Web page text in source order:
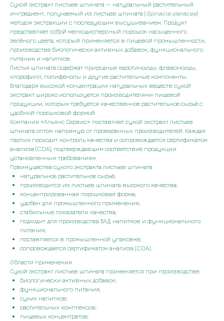
Сухой экстракт листьев шпината — натуральный растительный
ингредиент, получаемый из листьев шпината (Spinacia oleracea)
методом экстракции с последующим высушиванием. Продукт
представляет собой мелкодисперсный порошок насыщенного
зелёного цвета, который применяется в пищевой промышленности,
производстве биологически активных добавок, функционального
питания и напитков.
Листья шпината содержат природные каротиноиды, флавоноиды,
хлорофилл, полифенолы и другие растительные компоненты.
Благодаря высокой концентрации натуральных веществ сухой
экстракт широко используется производителями пищевой
продукции, которым требуется качественное растительное сырьё с
удобной порошковой формой.
Компания «Альянс Сервис» поставляет сухой экстракт листьев
шпината оптом напрямую от проверенных производителей. Каждая
партия проходит контроль качества и сопровождается сертификатом
анализа (COA), подтверждающим соответствие продукции
установленным требованиям.
Преимущества сухого экстракта листьев шпината
натуральное растительное сырьё;
производится из листьев шпината высокого качества;
концентрированная порошковая форма;
удобен для промышленного применения;
стабильные показатели качества;
подходит для производства БАД, напитков и функционального
питания;
поставляется в промышленной упаковке;
сопровождается сертификатом анализа (COA).
Области применения
Сухой экстракт листьев шпината применяется при производстве:
биологически активных добавок;
функционального питания;
сухих напитков;
растительных комплексов;
пищевых концентратов;